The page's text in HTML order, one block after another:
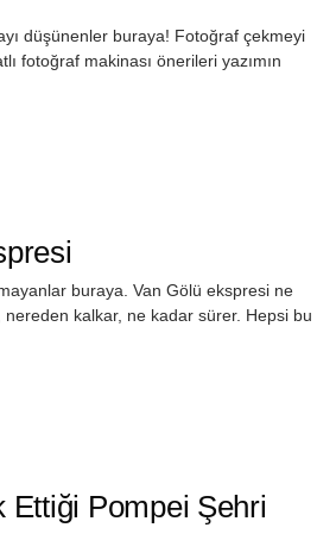
düşünenler buraya! Fotoğraf çekmeyi
fotoğraf makinası önerileri yazımın
buraya. Van Gölü ekspresi ne
nereden kalkar, ne kadar sürer. Hepsi bu
Ettiği Pompei Şehri